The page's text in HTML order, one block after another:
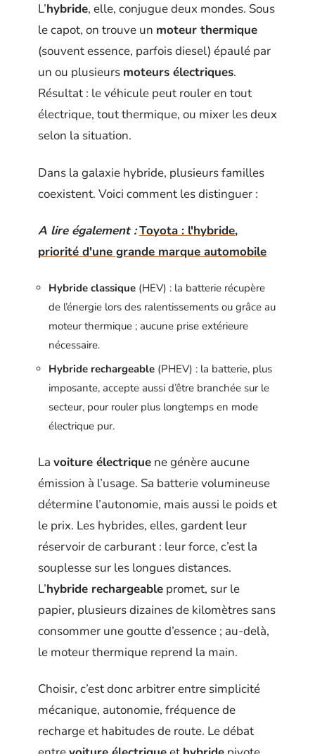
L’hybride, elle, conjugue deux mondes. Sous
le capot, on trouve un moteur thermique
(souvent essence, parfois diesel) épaulé par
un ou plusieurs moteurs électriques.
Résultat : le véhicule peut rouler en tout
électrique, tout thermique, ou mixer les deux
selon la situation.
Dans la galaxie hybride, plusieurs familles
coexistent. Voici comment les distinguer :
A lire également :Toyota : l'hybride,
priorité d'une grande marque automobile
Hybride classique (HEV) : la batterie récupère
de l’énergie lors des ralentissements ou grâce au
moteur thermique ; aucune prise extérieure
nécessaire.
Hybride rechargeable (PHEV) : la batterie, plus
imposante, accepte aussi d’être branchée sur le
secteur, pour rouler plus longtemps en mode
électrique pur.
La voiture électrique ne génère aucune
émission à l’usage. Sa batterie volumineuse
détermine l’autonomie, mais aussi le poids et
le prix. Les hybrides, elles, gardent leur
réservoir de carburant : leur force, c’est la
souplesse sur les longues distances.
L’hybride rechargeable promet, sur le
papier, plusieurs dizaines de kilomètres sans
consommer une goutte d’essence ; au-delà,
le moteur thermique reprend la main.
Choisir, c’est donc arbitrer entre simplicité
mécanique, autonomie, fréquence de
recharge et habitudes de route. Le débat